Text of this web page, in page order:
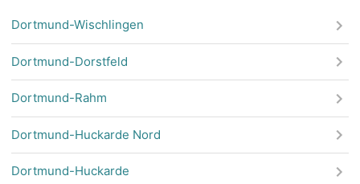
Dortmund-Wischlingen
Dortmund-Dorstfeld
Dortmund-Rahm
Dortmund-Huckarde Nord
Dortmund-Huckarde